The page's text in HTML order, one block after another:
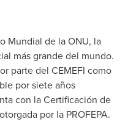
Mundial de la ONU, la
más grande del mundo.
parte del CEMEFI como
por siete años
con la Certificación de
por la PROFEPA.